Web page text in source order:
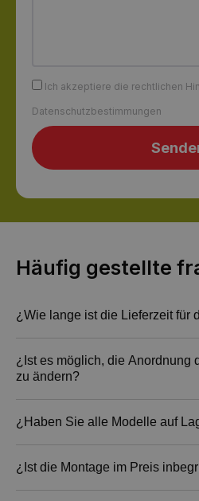
Ich akzeptiere die rechtlichen
Datenschutzbestimmungen
Häufig gestellte
¿Wie lange ist die Lieferzeit für
Die Lieferzeit beträgt 10
Auftragsbestätigung und
Wir streichen im
der Außen- und Innenseite
¿Ist es möglich, die Anordnung
zu ändern?
Es ist möglich, die
modular ist.
¿Haben Sie alle Modelle auf
Wir haben alle verfügbaren
¿Ist die Montage im Preis